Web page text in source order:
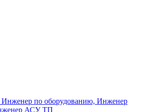
по оборудованию, Инженер
АСУ ТП